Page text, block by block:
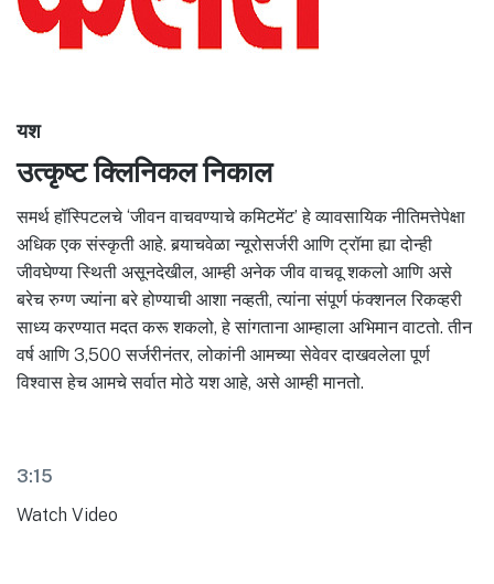
यश
उत्कृष्ट क्लिनिकल निकाल
समर्थ हॉस्पिटलचे ‘जीवन वाचवण्याचे कमिटमेंट’ हे व्यावसायिक नीतिमत्तेपेक्षा
अधिक एक संस्कृती आहे. बर्‍याचवेळा न्यूरोसर्जरी आणि ट्रॉमा ह्या दोन्ही
जीवघेण्या स्थिती असूनदेखील, आम्ही अनेक जीव वाचवू शकलो आणि असे
बरेच रुग्ण ज्यांना बरे होण्याची आशा नव्हती, त्यांना संपूर्ण फंक्शनल रिकव्हरी
साध्य करण्यात मदत करू शकलो, हे सांगताना आम्हाला अभिमान वाटतो. तीन
वर्ष आणि 3,500 सर्जरीनंतर, लोकांनी आमच्या सेवेवर दाखवलेला पूर्ण
विश्वास हेच आमचे सर्वात मोठे यश आहे, असे आम्ही मानतो.
3:15
Watch Video